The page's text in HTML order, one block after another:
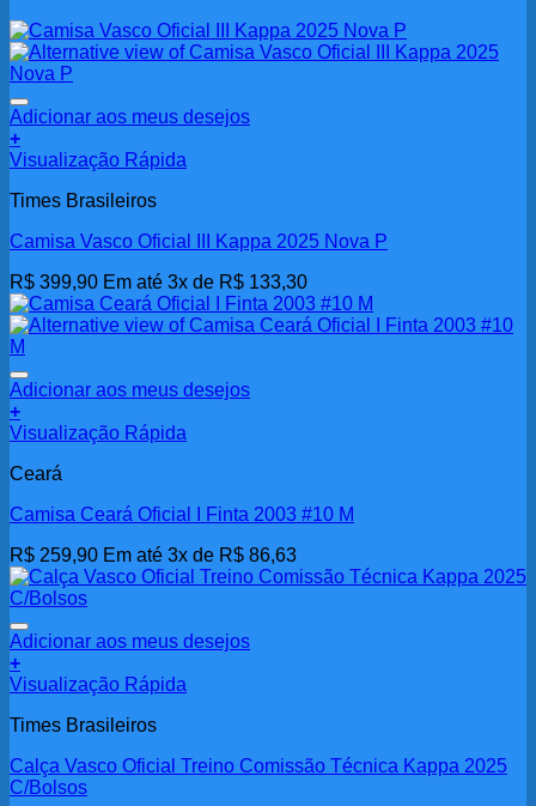
Adicionar aos meus desejos
+
Visualização Rápida
Times Brasileiros
Camisa Vasco Oficial III Kappa 2025 Nova P
R$ 399,90 Em até 3x de R$ 133,30
Adicionar aos meus desejos
+
Visualização Rápida
Ceará
Camisa Ceará Oficial I Finta 2003 #10 M
R$ 259,90 Em até 3x de R$ 86,63
Adicionar aos meus desejos
+
Visualização Rápida
Times Brasileiros
Calça Vasco Oficial Treino Comissão Técnica Kappa 2025
C/Bolsos